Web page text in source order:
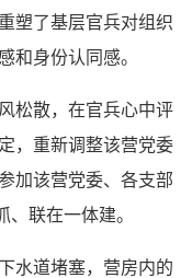
塑了基层官兵对组织
和身份认同感。
松散，在官兵心中评
，重新调整该营党委
加该营党委、各支部
联在一体建。
水道堵塞，营房内的